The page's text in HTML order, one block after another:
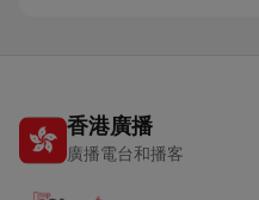
香港廣播
廣播電台和播客